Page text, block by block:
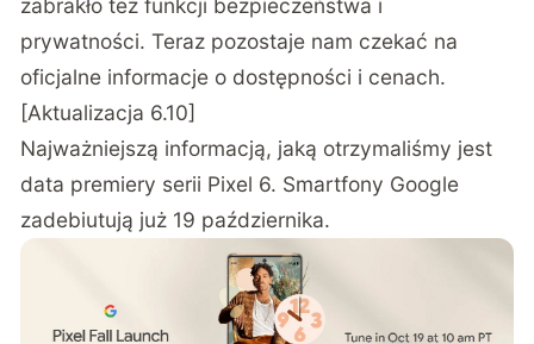
zabrakło też funkcji bezpieczeństwa i
prywatności. Teraz pozostaje nam czekać na
oficjalne informacje o dostępności i cenach.
[Aktualizacja 6.10]
Najważniejszą informacją, jaką otrzymaliśmy jest
data premiery serii Pixel 6. Smartfony Google
zadebiutują już 19 października.